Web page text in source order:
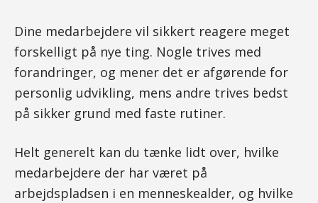
Dine medarbejdere vil sikkert reagere meget
forskelligt på nye ting. Nogle trives med
forandringer, og mener det er afgørende for
personlig udvikling, mens andre trives bedst
på sikker grund med faste rutiner.
Helt generelt kan du tænke lidt over, hvilke
medarbejdere der har været på
arbejdspladsen i en menneskealder, og hvilke